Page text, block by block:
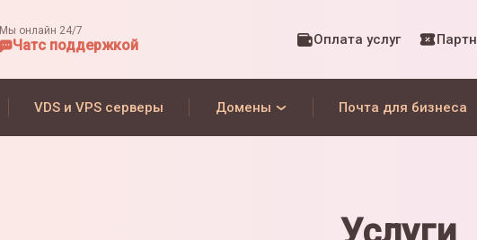
Мы онлайн 24/7
Чатс поддержкой Оплата услуг
VDS и VPS серверы Домены Почта для бизнеса